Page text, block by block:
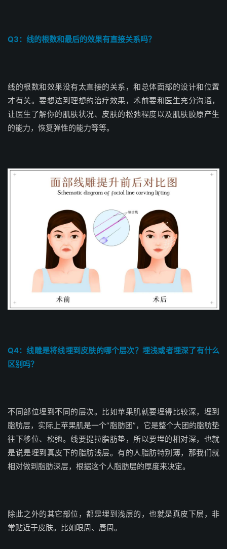
Q3：线的根数和最后的效果有直接关系吗？
线的根数和效果没有太直接的关系，和总体面部的设计和位置
才有关。要想达到理想的治疗效果，术前要和医生充分沟通，
让医生了解你的肌肤状况、皮肤的松弛程度以及肌肤胶原产生
的能力，恢复弹性的能力等等。
Q4：线雕是将线埋到皮肤的哪个层次？埋浅或者埋深了有什么
区别吗？
不同部位埋到不同的层次。比如苹果肌就要埋得比较深，埋到
脂肪层，实际上苹果肌是一个“脂肪团”，它是整个大团的脂肪垫
往下移位、松弛。线要提拉脂肪垫，所以要埋的相对深，也就
是说是埋到真皮下的脂肪浅层。有的人脂肪特别薄，那我们就
相对做到脂肪深层，根据这个人脂肪层的厚度来决定。
除此之外的其它部位，都是埋到浅层的，也就是真皮下层，非
常贴近于皮肤。比如眼周、唇周。